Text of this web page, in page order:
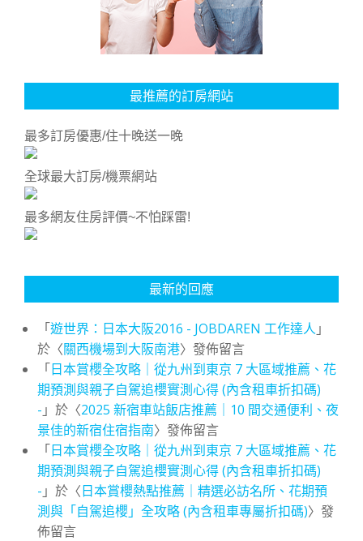
最推薦的訂房網站
最多訂房優惠/住十晚送一晚
全球最大訂房/機票網站
最多網友住房評價~不怕踩雷!
最新的回應
「遊世界：日本大阪2016 - JOBDAREN 工作達人 」
於〈關西機場到大阪南港〉發佈留言
「日本賞櫻全攻略｜從九州到東京 7 大區域推薦、花
期預測與親子自駕追櫻實測心得 (內含租車折扣碼)
- 」於〈2025 新宿車站飯店推薦｜10 間交通便利、夜
景佳的新宿住宿指南〉發佈留言
「日本賞櫻全攻略｜從九州到東京 7 大區域推薦、花
期預測與親子自駕追櫻實測心得 (內含租車折扣碼)
- 」於〈日本賞櫻熱點推薦｜精選必訪名所、花期預
測與「自駕追櫻」全攻略 (內含租車專屬折扣碼)〉發
佈留言